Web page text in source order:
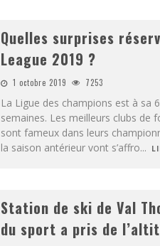
Quelles surprises
League 2019 ?
1 octobre 2019 7253
La Ligue des champions est à sa
semaines. Les meilleurs clubs de
sont fameux dans leurs
la saison antérieur vont s’affro...
Station de ski de Val
du sport a pris de